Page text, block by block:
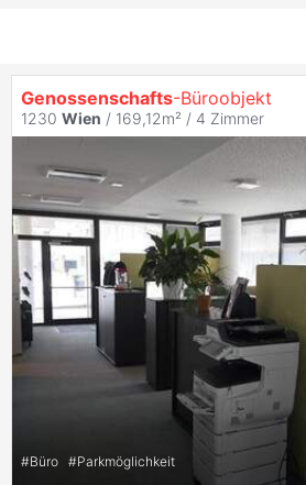
Genossenschafts-Büroobjekt
1230 Wien / 169,12m² / 4 Zimmer
#Büro #Parkmöglichkeit